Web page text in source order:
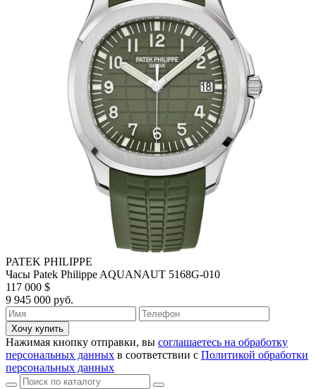
PATEK PHILIPPE
Часы Patek Philippe AQUANAUT 5168G-010
117 000 $
9 945 000 руб.
Хочу купить
Нажимая кнопку отправки, вы соглашаетесь на обработку
персональных данных в соответствии с Политикой обработки
персональных данных